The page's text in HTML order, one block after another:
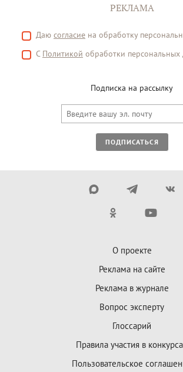
РЕКЛАМА
Даю согласие на обработку
С Политикой обработки персональных
Подписка на рассылку
ПОДПИСАТЬСЯ
О проекте
Реклама на сайте
Реклама в журнале
Вопрос эксперту
Глоссарий
Правила участия в
Пользовательское